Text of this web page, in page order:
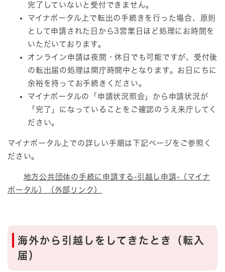
完了していないと受付できません。
​マイナポータル上で転出の手続きを行った場合、原則
として申請された日から3営業日ほど処理にお時間を
いただいております。
オンライン申請は夜間・休日でも可能ですが、受付後
の転出届の処理は開庁時間中となります。お日にちに
余裕を持ってお手続きください。
マイナポータルの「申請状況照会」から申請状況が
「完了」になっていることをご確認のうえ来庁してく
ださい。
マイナポータル上での詳しい手順は下記ページをご参照く
ださい。
地方公共団体の手続に申請する-引越し申請-（マイナ
ポータル）（外部リンク）
海外から引越しをしてきたとき（転入
届）